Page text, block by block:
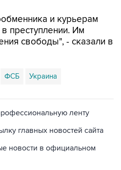
свободы", - сказали в
главных новостей сайта
новости в официальном